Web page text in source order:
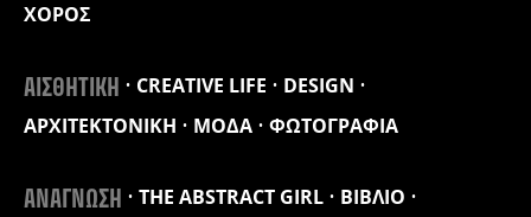
ΧΟΡΟΣ
ΑΙΣΘΗΤΙΚΗ CREATIVE LIFE
DESIGN
ΑΡΧΙΤΕΚΤΟΝΙΚΗ
ΜΟΔΑ ΦΩΤΟΓΡΑΦΙΑ
ΑΝΑΓΝΩΣΗ THE ABSTRACT GIRL
ΒΙΒΛΙΟ